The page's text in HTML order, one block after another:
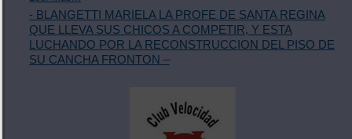
- BLANGETTI MARIELA LA PROFE DE SANTA REGINA
QUE LLEVA SUS CHICOS A COMPETIR, Y ESTA
LUCHANDO POR LA RECONSTRUCCION DEL PISO DE
SU CANCHA FRONTON –